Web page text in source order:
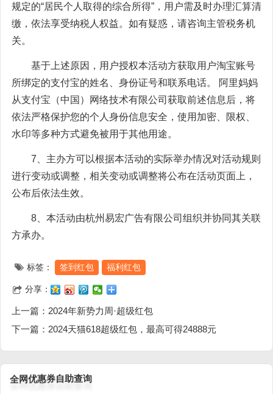
规定的“居民个人取得的综合所得”，用户需及时办理汇算清
缴，依法享受纳税人权益。如有疑惑，请咨询主管税务机
关。
基于上述原因，用户授权本活动方获取用户淘宝账号
所绑定的支付宝的姓名、身份证号和联系电话。 阿里妈妈
从支付宝（中国）网络技术有限公司获取前述信息后，将
依法严格保护您的个人身份信息安全，使用加密、限权、
水印等多种方式避免被用于其他用途。
7、主办方可以根据本活动的实际举办情况对活动规则
进行变动或调整，相关变动或调整将公布在活动页面上，
公布后依法生效。
8、本活动由杭州易宏广告有限公司组织并协同其关联
方承办。
标签： 签到红包 福利红包
分享：
上一篇： 2024年新势力周·超级红包
下一篇： 2024天猫618超级红包，最高可得24888元
全网优惠券 自助查询